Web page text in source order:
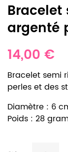
argenté
14,00 €
Bracelet semi
perles et des
Diamètre : 6
Poids : 28